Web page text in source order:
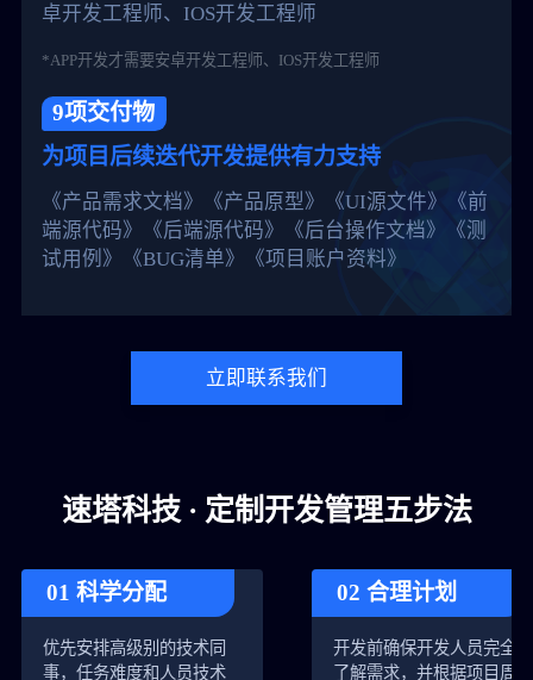
卓开发工程师、IOS开发工程师
*APP开发才需要安卓开发工程师、IOS开发工程师
9项交付物
为项目后续迭代开发提供有力支持
《产品需求文档》《产品原型》《UI源文件》《前
端源代码》《后端源代码》《后台操作文档》《测
试用例》《BUG清单》《项目账户资料》
立即联系我们
速塔科技 · 定制开发管理五步法
01 科学分配
优先安排高级别的技术同
事，任务难度和人员技术
02 合理计划
开发前确保开发人员完全
了解需求，并根据项目周